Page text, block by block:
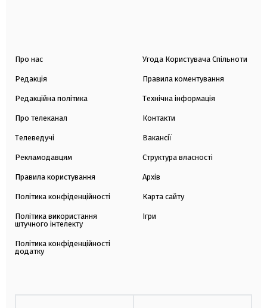
Про нас
Редакція
Редакційна політика
Про телеканал
Телеведучі
Рекламодавцям
Правила користування
Політика конфіденційності
Політика використання
штучного інтелекту
Політика конфіденційності
додатку
Угода Користувача Спільноти
Правила коментування
Технічна інформація
Контакти
Вакансії
Структура власності
Архів
Карта сайту
Ігри